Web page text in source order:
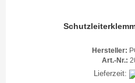
Hersteller:
Art.-Nr.:
Lieferzeit: